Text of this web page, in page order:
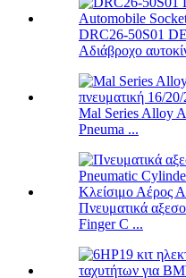
DRC26-50S01
Αδιάβροχο
Mal Series Alloy
Pneuma ...
Πνευματικά
Finger C ...